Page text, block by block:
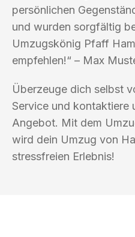
persönlichen
und wurden sorgfältig
Umzugskönig Pfaff
empfehlen!“ – Max
Überzeuge dich selbst
Service und kontaktiere
Angebot. Mit dem
wird dein Umzug von
stressfreien Erlebnis!